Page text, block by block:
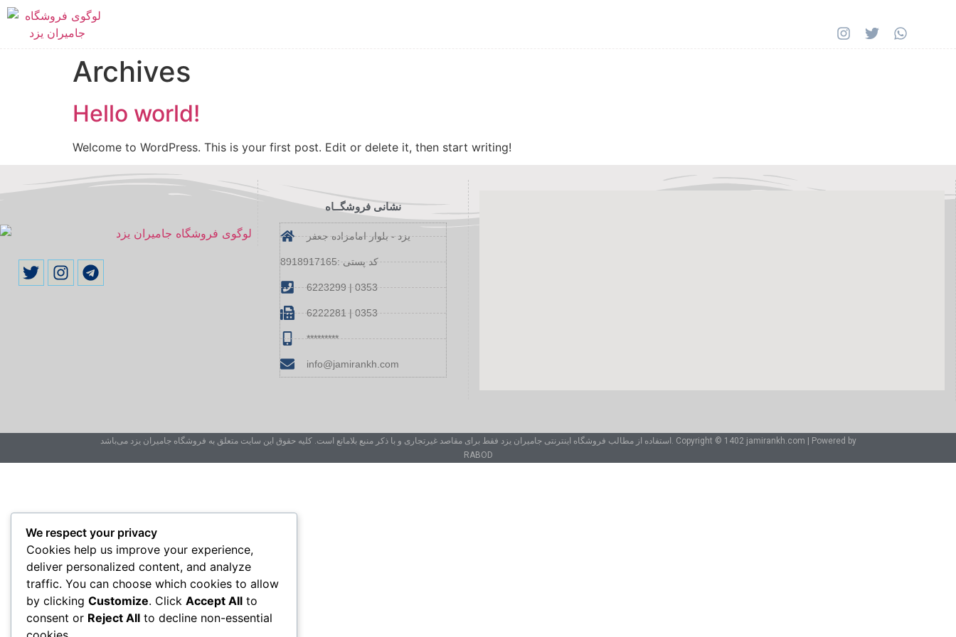
Archives
Hello world!
Welcome to WordPress. This is your first post. Edit or delete it, then start writing!
نشانی فروشگــاه
یزد - بلوار امامزاده جعفر
کد پستی :8918917165
6223299 | 0353
6222281 | 0353
*********
info@jamirankh.com
استفاده از مطالب فروشگاه اینترنتی جامیران یزد فقط برای مقاصد غیرتجاری و با ذکر منبع بلامانع است. کلیه حقوق این سایت متعلق به فروشگاه جامیران یزد می‌باشد. Copyright © 1402 jamirankh.com | Powered by
RABOD
We respect your privacy
Cookies help us improve your experience,
deliver personalized content, and analyze
traffic. You can choose which cookies to allow
by clicking Customize. Click Accept All to
consent or Reject All to decline non-essential